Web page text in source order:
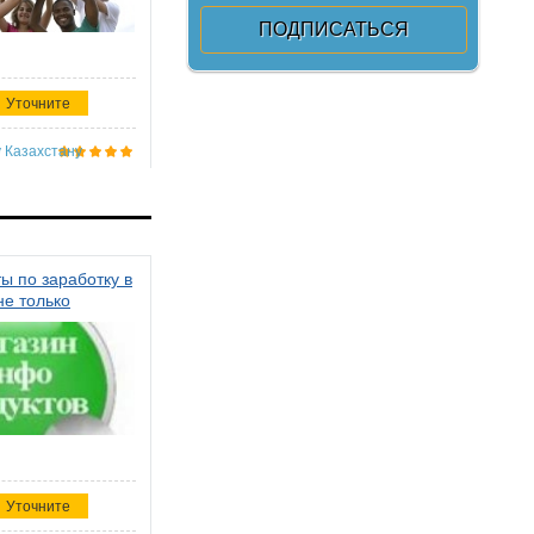
Уточните
Казахстану
по заработку в
только
Уточните